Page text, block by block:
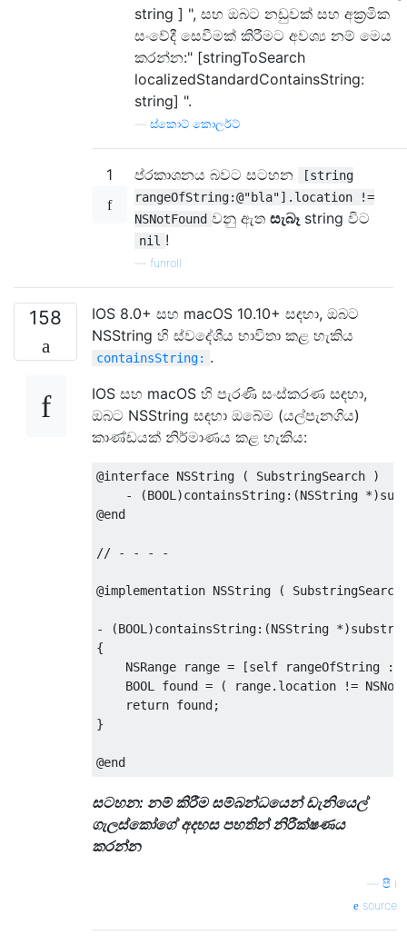
string ] ", සහ ඔබට නඩුවක් සහ අක්‍රමික
සංවේදී සෙවීමක් කිරීමට අවශ්‍ය නම් මෙය
කරන්න:" [stringToSearch
localizedStandardContainsString:
string] ".
ස්කොට් කොලර්ට්
1 ප්රකාශනය බවට සටහන
[string
rangeOfString:@"bla"].location !=
NSNotFound වනු ඇත සැබෑ string විට
nil !
funroll
158
IOS 8.0+ සහ macOS 10.10+ සඳහා, ඔබට
NSString හි ස්වදේශීය භාවිතා කළ හැකිය
containsString: .
IOS සහ macOS හි පැරණි සංස්කරණ සඳහා,
ඔබට NSString සඳහා ඔබේම (යල්පැනගිය)
කාණ්ඩයක් නිර්මාණය කළ හැකිය:
@interface NSString ( SubstringSearch
)
-
(BOOL )containsString:(NSString *)
@end
// - - - -
@implementation NSString ( SubstringSearch
- (BOOL )containsString:(NSString *)
{
NSRange range = [self rangeOfString :
    BOOL found
= ( range. location !=
return found;
}
@end
සටහන: නම් කිරීම සම්බන්ධයෙන් ඩැනියෙල්
ගැලස්කෝගේ අදහස පහතින් නිරීක්ෂණය
කරන්න
පී i
source